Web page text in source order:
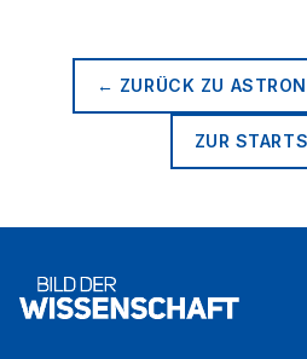
← ZURÜCK ZU
ZUR